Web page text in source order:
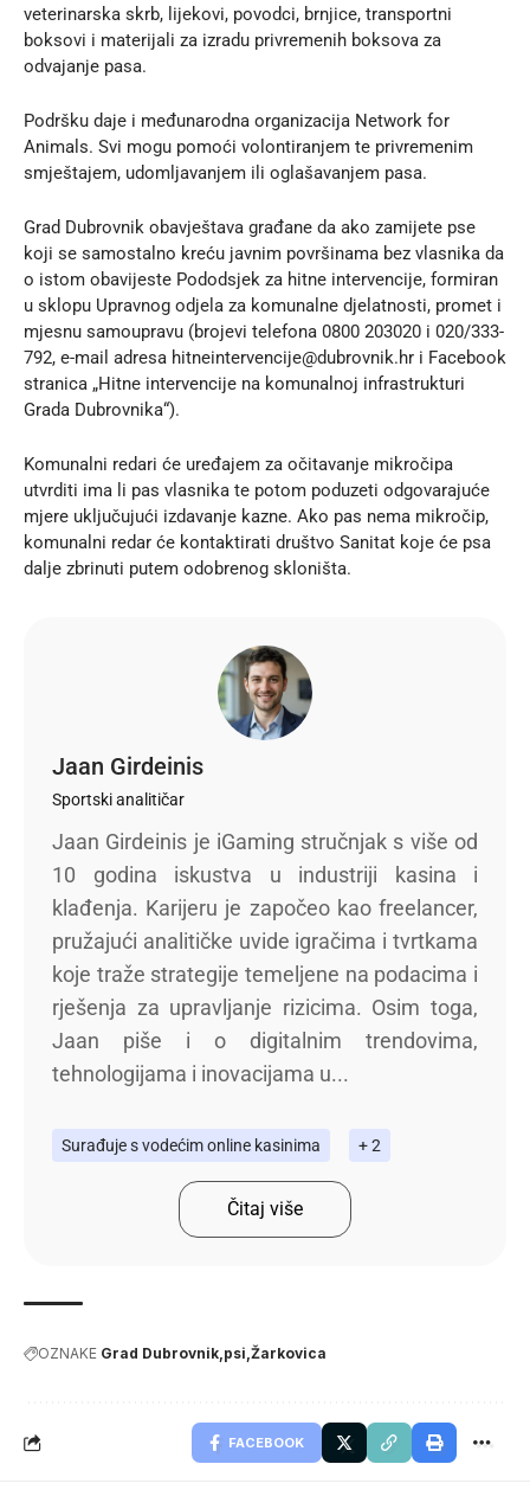
veterinarska skrb, lijekovi, povodci, brnjice, transportni
boksovi i materijali za izradu privremenih boksova za
odvajanje pasa.
Podršku daje i međunarodna organizacija Network for
Animals. Svi mogu pomoći volontiranjem te privremenim
smještajem, udomljavanjem ili oglašavanjem pasa.
Grad Dubrovnik obavještava građane da ako zamijete pse
koji se samostalno kreću javnim površinama bez vlasnika da
o istom obavijeste Pododsjek za hitne intervencije, formiran
u sklopu Upravnog odjela za komunalne djelatnosti, promet i
mjesnu samoupravu (brojevi telefona 0800 203020 i 020/333-
792, e-mail adresa hitneintervencije@dubrovnik.hr i Facebook
stranica „Hitne intervencije na komunalnoj infrastrukturi
Grada Dubrovnika“).
Komunalni redari će uređajem za očitavanje mikročipa
utvrditi ima li pas vlasnika te potom poduzeti odgovarajuće
mjere uključujući izdavanje kazne. Ako pas nema mikročip,
komunalni redar će kontaktirati društvo Sanitat koje će psa
dalje zbrinuti putem odobrenog skloništa.
Jaan Girdeinis
Sportski analitičar
Jaan Girdeinis je iGaming stručnjak s više od
10 godina iskustva u industriji kasina i
klađenja. Karijeru je započeo kao freelancer,
pružajući analitičke uvide igračima i tvrtkama
koje traže strategije temeljene na podacima i
rješenja za upravljanje rizicima. Osim toga,
Jaan piše i o digitalnim trendovima,
tehnologijama i inovacijama u...
Surađuje s vodećim online kasinima + 2
Čitaj više
OZNAKE Grad Dubrovnik psi Žarkovica
FACEBOOK